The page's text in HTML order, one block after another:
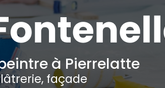
à Pierrelatte
façade